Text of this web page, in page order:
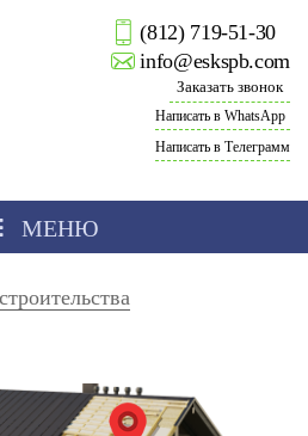
(812) 719-51-30
info@eskspb.com
Заказать звонок
Написать в WhatsApp
Написать в Телеграмм
МЕНЮ